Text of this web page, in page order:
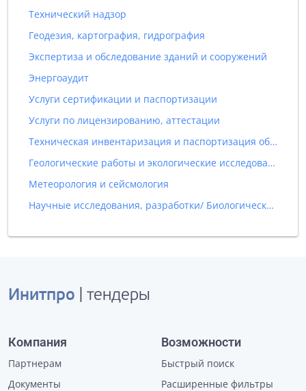
Технический надзор
Геодезия, картография, гидрография
Экспертиза и обследование зданий и сооружений
Энергоаудит
Услуги сертификации и паспортизации
Услуги по лицензированию, аттестации
Техническая инвентаризация и паспортизация объектов
Геологические работы и экологические исследования
Метеорология и сейсмология
Научные исследования, разработки/ Биологические исследования
Инитпро | тендеры
Компания
Партнерам
Документы
Возможности
Быстрый поиск
Расширенные фильтры